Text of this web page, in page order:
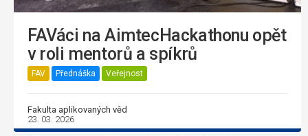
FAVáci na AimtecHackathonu opět
v roli mentorů a spíkrů
FAV Přednáška Veřejnost
Fakulta aplikovaných věd
23. 03. 2026